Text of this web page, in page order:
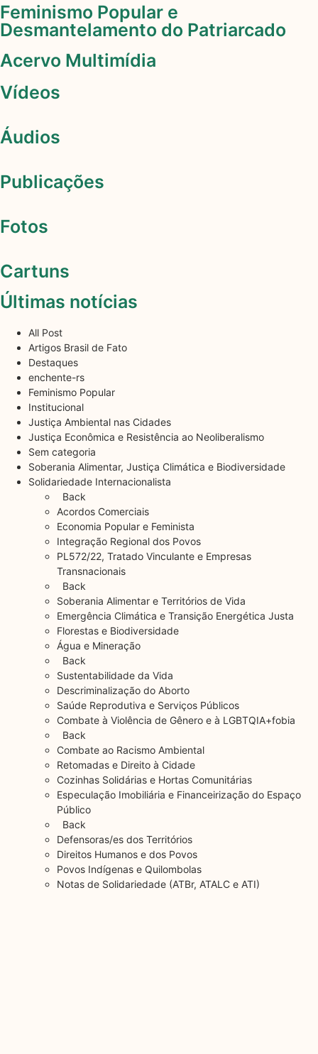
Feminismo Popular e
Desmantelamento do Patriarcado
Acervo Multimídia
Vídeos
Áudios
Publicações
Fotos
Cartuns
Últimas notícias
All Post
Artigos Brasil de Fato
Destaques
enchente-rs
Feminismo Popular
Institucional
Justiça Ambiental nas Cidades
Justiça Econômica e Resistência ao Neoliberalismo
Sem categoria
Soberania Alimentar, Justiça Climática e Biodiversidade
Solidariedade Internacionalista
Back
Acordos Comerciais
Economia Popular e Feminista
Integração Regional dos Povos
PL572/22, Tratado Vinculante e Empresas
Transnacionais
Back
Soberania Alimentar e Territórios de Vida
Emergência Climática e Transição Energética Justa
Florestas e Biodiversidade
Água e Mineração
Back
Sustentabilidade da Vida
Descriminalização do Aborto
Saúde Reprodutiva e Serviços Públicos
Combate à Violência de Gênero e à LGBTQIA+fobia
Back
Combate ao Racismo Ambiental
Retomadas e Direito à Cidade
Cozinhas Solidárias e Hortas Comunitárias
Especulação Imobiliária e Financeirização do Espaço
Público
Back
Defensoras/es dos Territórios
Direitos Humanos e dos Povos
Povos Indígenas e Quilombolas
Notas de Solidariedade (ATBr, ATALC e ATI)